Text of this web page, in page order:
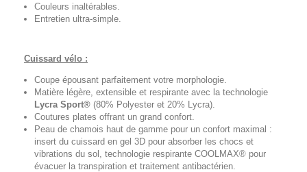
Couleurs inaltérables.
Entretien ultra-simple.
Cuissard vélo :
Coupe épousant parfaitement votre morphologie.
Matière légère, extensible et respirante avec la technologie
Lycra Sport® (80% Polyester et 20% Lycra).
Coutures plates offrant un grand confort.
Peau de chamois haut de gamme pour un confort maximal :
insert du cuissard en gel 3D pour absorber les chocs et
vibrations du sol, technologie respirante COOLMAX® pour
évacuer la transpiration et traitement antibactérien.